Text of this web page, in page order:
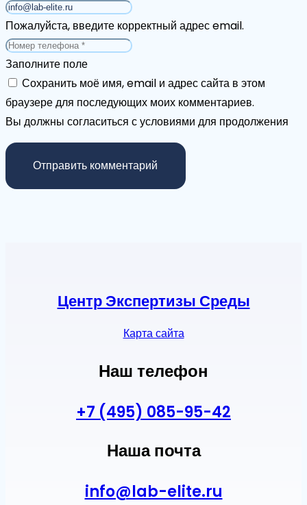
Пожалуйста, введите корректный адрес email.
Заполните поле
Сохранить моё имя, email и адрес сайта в этом
браузере для последующих моих комментариев.
Вы должны согласиться с условиями для продолжения
Отправить комментарий
Центр Экспертизы Среды
Карта сайта
Наш телефон
+7 (495) 085-95-42
Наша почта
info@lab-elite.ru